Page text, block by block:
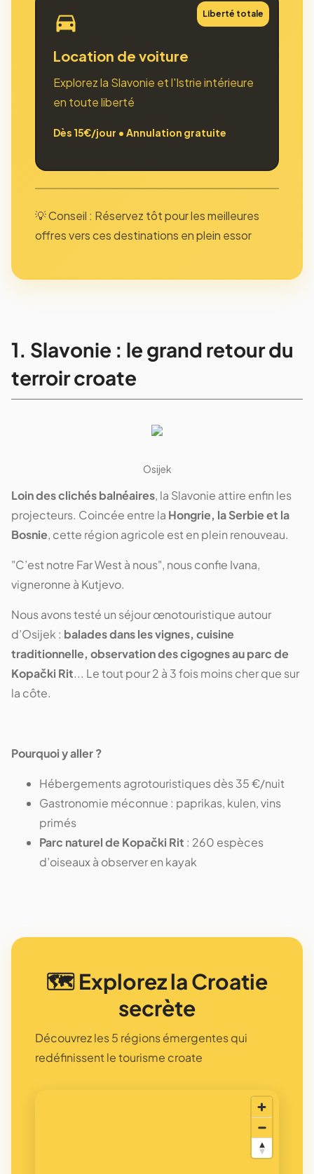
Liberté totale
Location de voiture
Explorez la Slavonie et l'Istrie intérieure
en toute liberté
Dès 15€/jour • Annulation gratuite
💡 Conseil : Réservez tôt pour les meilleures
offres vers ces destinations en plein essor
1. Slavonie : le grand retour du
terroir croate
Osijek
Loin des clichés balnéaires, la Slavonie attire enfin les
projecteurs. Coincée entre la Hongrie, la Serbie et la
Bosnie, cette région agricole est en plein renouveau.
"C’est notre Far West à nous", nous confie Ivana,
vigneronne à Kutjevo.
Nous avons testé un séjour œnotouristique autour
d’Osijek : balades dans les vignes, cuisine
traditionnelle, observation des cigognes au parc de
Kopački Rit... Le tout pour 2 à 3 fois moins cher que sur
la côte.
Pourquoi y aller ?
Hébergements agrotouristiques dès 35 €/nuit
Gastronomie méconnue : paprikas, kulen, vins
primés
Parc naturel de Kopački Rit : 260 espèces
d’oiseaux à observer en kayak
🗺️ Explorez la Croatie
secrète
Découvrez les 5 régions émergentes qui
redéfinissent le tourisme croate